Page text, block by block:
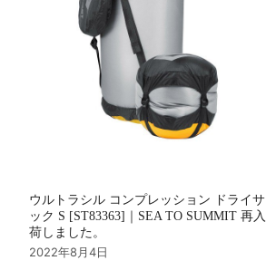
ウルトラシル コンプレッション ドライサ
ック S [ST83363]｜SEA TO SUMMIT 再入
荷しました。
2022年8月4日